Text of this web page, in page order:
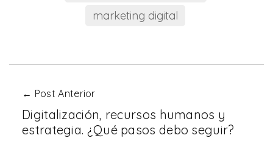
marketing digital
← Post Anterior
Digitalización, recursos humanos y
estrategia. ¿Qué pasos debo seguir?